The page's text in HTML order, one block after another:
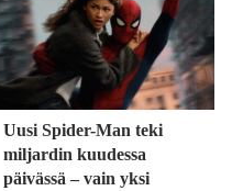
Uusi Spider-Man teki
miljardin kuudessa
päivässä – vain yksi